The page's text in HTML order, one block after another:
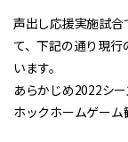
声出し応援実施試
て、下記の通り現
います。
あらかじめ2022シ
ホックホームゲーム